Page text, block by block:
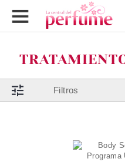
Filtros